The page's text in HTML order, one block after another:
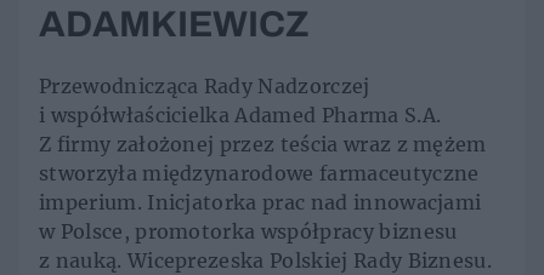
ADAMKIEWICZ
Przewodnicząca Rady Nadzorczej
i współwłaścicielka Adamed Pharma S.A.
Z firmy założonej przez teścia wraz z mężem
stworzyła międzynarodowe farmaceutyczne
imperium. Inicjatorka prac nad innowacjami
w Polsce, promotorka współpracy biznesu
z nauką. Wiceprezeska Polskiej Rady Biznesu.